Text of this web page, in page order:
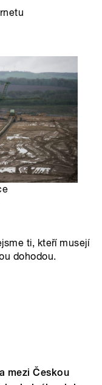
ti, kteří musejí
dohodou.
mezi Českou